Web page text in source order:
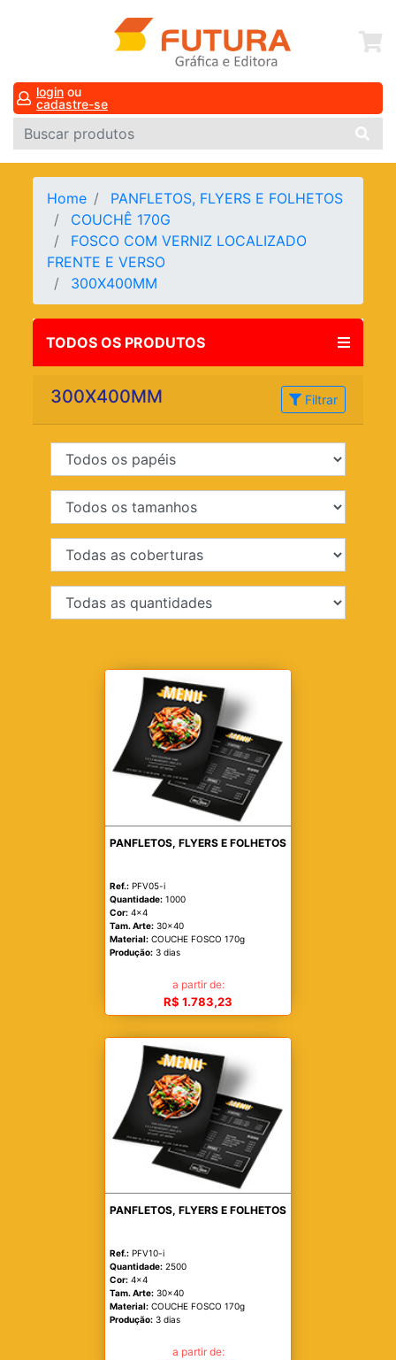
login ou
cadastre-se
Home
PANFLETOS, FLYERS E FOLHETOS
COUCHÊ 170G
FOSCO COM VERNIZ LOCALIZADO
FRENTE E VERSO
300X400MM
TODOS OS PRODUTOS
300X400MM Filtrar
PANFLETOS, FLYERS E FOLHETOS
Ref.: PFV05-i
Quantidade: 1000
Cor: 4x4
Tam. Arte: 30x40
Material: COUCHE FOSCO 170g
Produção: 3 dias
a partir de:
R$ 1.783,23
PANFLETOS, FLYERS E FOLHETOS
Ref.: PFV10-i
Quantidade: 2500
Cor: 4x4
Tam. Arte: 30x40
Material: COUCHE FOSCO 170g
Produção: 3 dias
a partir de: